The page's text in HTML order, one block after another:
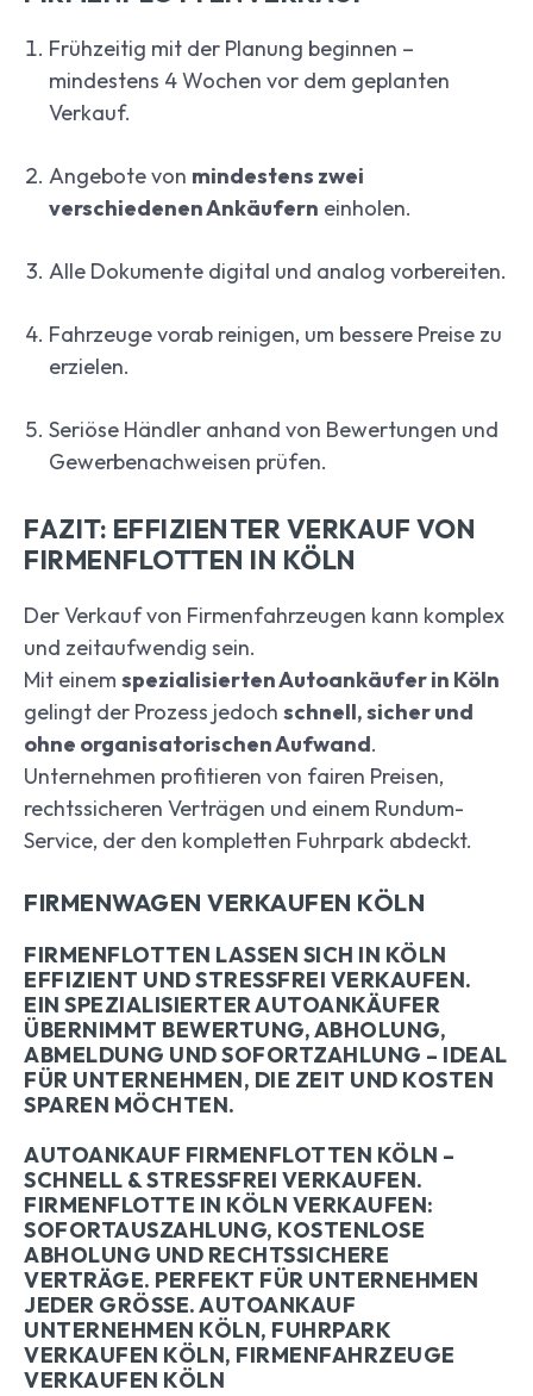
Frühzeitig mit der Planung beginnen –
mindestens 4 Wochen vor dem geplanten
Verkauf.
Angebote von mindestens zwei
verschiedenen Ankäufern einholen.
Alle Dokumente digital und analog vorbereiten.
Fahrzeuge vorab reinigen, um bessere Preise zu
erzielen.
Seriöse Händler anhand von Bewertungen und
Gewerbenachweisen prüfen.
FAZIT: EFFIZIENTER VERKAUF VON
FIRMENFLOTTEN IN KÖLN
Der Verkauf von Firmenfahrzeugen kann komplex
und zeitaufwendig sein.
Mit einem spezialisierten Autoankäufer in Köln
gelingt der Prozess jedoch schnell, sicher und
ohne organisatorischen Aufwand.
Unternehmen profitieren von fairen Preisen,
rechtssicheren Verträgen und einem Rundum-
Service, der den kompletten Fuhrpark abdeckt.
FIRMENWAGEN VERKAUFEN KÖLN
FIRMENFLOTTEN LASSEN SICH IN KÖLN
EFFIZIENT UND STRESSFREI VERKAUFEN.
EIN SPEZIALISIERTER AUTOANKÄUFER
ÜBERNIMMT BEWERTUNG, ABHOLUNG,
ABMELDUNG UND SOFORTZAHLUNG – IDEAL
FÜR UNTERNEHMEN, DIE ZEIT UND KOSTEN
SPAREN MÖCHTEN.
AUTOANKAUF FIRMENFLOTTEN KÖLN –
SCHNELL & STRESSFREI VERKAUFEN.
FIRMENFLOTTE IN KÖLN VERKAUFEN:
SOFORTAUSZAHLUNG, KOSTENLOSE
ABHOLUNG UND RECHTSSICHERE
VERTRÄGE. PERFEKT FÜR UNTERNEHMEN
JEDER GRÖSSE.AUTOANKAUF
UNTERNEHMEN KÖLN, FUHRPARK
VERKAUFEN KÖLN, FIRMENFAHRZEUGE
VERKAUFEN KÖLN